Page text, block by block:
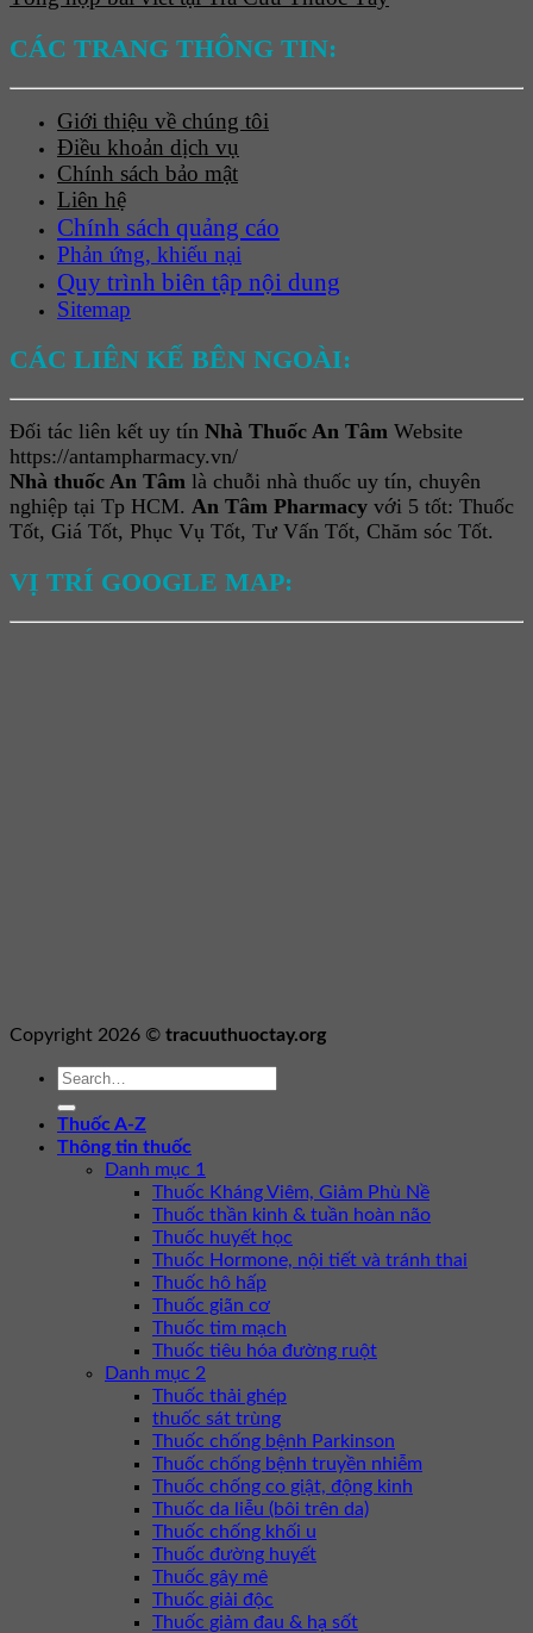
CÁC TRANG THÔNG TIN:
Giới thiệu về chúng tôi
Điều khoản dịch vụ
Chính sách bảo mật
Liên hệ
Chính sách quảng cáo
Phản ứng, khiếu nại
Quy trình biên tập nội dung
Sitemap
CÁC LIÊN KẾ BÊN NGOÀI:
Đối tác liên kết uy tín Nhà Thuốc An Tâm Website
https://antampharmacy.vn/
Nhà thuốc An Tâm là chuỗi nhà thuốc uy tín, chuyên
nghiệp tại Tp HCM. An Tâm Pharmacy với 5 tốt: Thuốc
Tốt, Giá Tốt, Phục Vụ Tốt, Tư Vấn Tốt, Chăm sóc Tốt.
VỊ TRÍ GOOGLE MAP:
Copyright 2026 © tracuuthuoctay.org
Thuốc A-Z
Thông tin thuốc
Danh mục 1
Thuốc Kháng Viêm, Giảm Phù Nề
Thuốc thần kinh & tuần hoàn não
Thuốc huyết học
Thuốc Hormone, nội tiết và tránh thai
Thuốc hô hấp
Thuốc giãn cơ
Thuốc tim mạch
Thuốc tiêu hóa đường ruột
Danh mục 2
Thuốc thải ghép
thuốc sát trùng
Thuốc chống bệnh Parkinson
Thuốc chống bệnh truyền nhiễm
Thuốc chống co giật, động kinh
Thuốc da liễu (bôi trên da)
Thuốc chống khối u
Thuốc đường huyết
Thuốc gây mê
Thuốc giải độc
Thuốc giảm đau & hạ sốt